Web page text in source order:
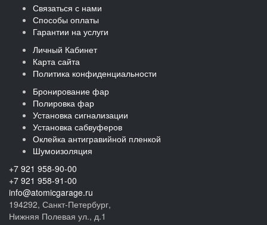
Связаться с нами
Способы оплаты
Гарантии на услуги
Личный Кабинет
Карта сайта
Политика конфиденциальности
Бронирование фар
Полировка фар
Установка сигнализации
Установка сабвуферов
Оклейка антигравийной пленкой
Шумоизоляция
+7 921 958-90-00
+7 921 958-91-00
info@atomicgarage.ru
194292, Санкт-Петербург,
Нижняя Полевая ул., д.1